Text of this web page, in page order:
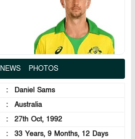
NEWS PHOTOS
:
Daniel Sams
:
Australia
:
27th Oct, 1992
:
33 Years, 9 Months, 12 Days